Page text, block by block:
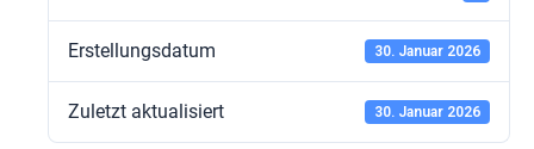
Erstellungsdatum 30. Januar 2026
Zuletzt aktualisiert 30. Januar 2026